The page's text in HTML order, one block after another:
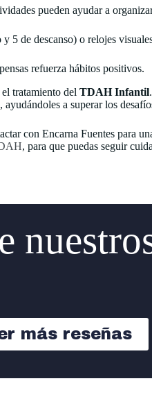
pueden ayudar a
5 de descanso) o relojes
refuerza hábitos positivos.
el tratamiento delTDAH Infantil
a superar los
con Encarna Fuentes para
, para que puedas seguir
más reseñas